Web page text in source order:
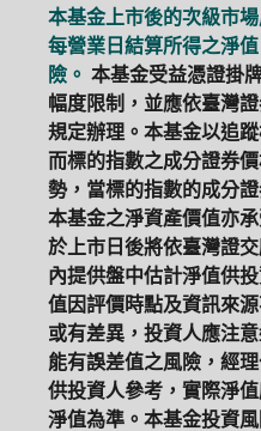
本基金上市後的次級市
每營業日結算所得之淨
險。 本基金受益憑證掛
幅度限制，並應依臺灣
規定辦理。本基金以追
而標的指數之成分證券
勢，當標的指數的成分
本基金之淨資產價值亦
於上市日後將依臺灣證
內提供盤中估計淨值供
值因評價時點及資訊來
或有差異，投資人應注
能有誤差值之風險，經
供投資人參考，實際淨
淨值為準。本基金投資